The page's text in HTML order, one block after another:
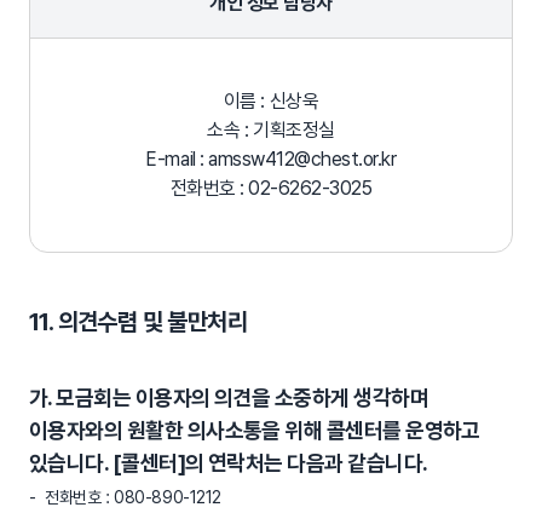
이름 : 신상욱
소속 : 기획조정실
E-mail : amssw412@chest.or.kr
전화번호 : 02-6262-3025
11. 의견수렴 및 불만처리
가. 모금회는 이용자의 의견을 소중하게 생각하며
이용자와의 원활한 의사소통을 위해 콜센터를 운영하고
있습니다. [콜센터]의 연락처는 다음과 같습니다.
전화번호 : 080-890-1212